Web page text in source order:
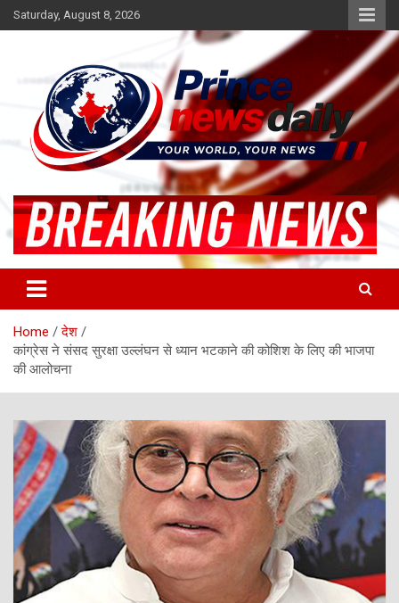
Skip
to
Saturday, August 8, 2026
Princenews Daily
Home
देश
कांग्रेस ने संसद सुरक्षा उल्लंघन से ध्यान भटकाने की कोशिश के लिए की भाजपा
की आलोचना